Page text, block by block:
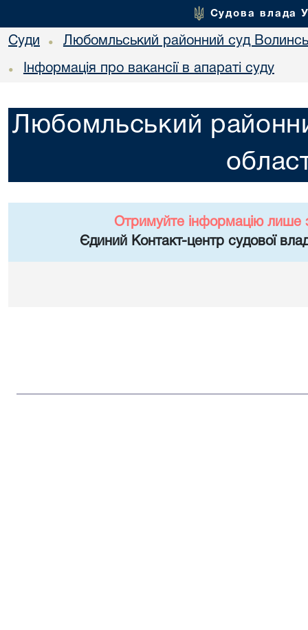
Судова влада
Суди • Любомльський районний суд
• Інформація про вакансії в апараті суду
Любомльський
Отримуйте інформацію лише
Єдиний Контакт-центр судової